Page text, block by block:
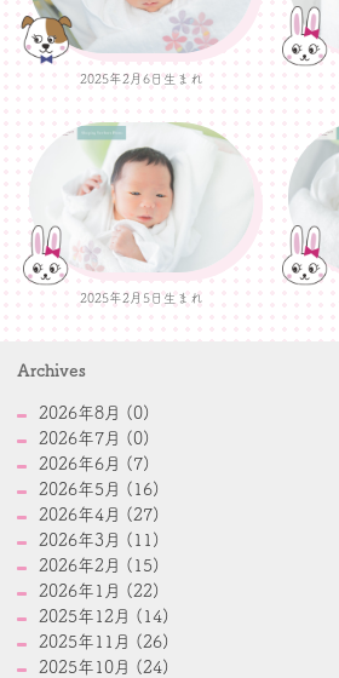
2025年2月6日生まれ
2025年2月5日生まれ
Archives
2026年8月 (0)
2026年7月 (0)
2026年6月 (7)
2026年5月 (16)
2026年4月 (27)
2026年3月 (11)
2026年2月 (15)
2026年1月 (22)
2025年12月 (14)
2025年11月 (26)
2025年10月 (24)